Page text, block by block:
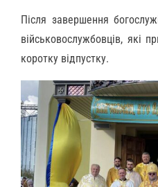
Після завершення
військовослужбовців, які
коротку відпустку.